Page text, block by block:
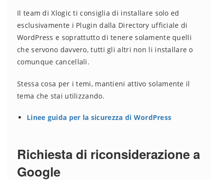
Il team di Xlogic ti consiglia di installare solo ed
esclusivamente i Plugin dalla Directory ufficiale di
WordPress e soprattutto di tenere solamente quelli
che servono davvero, tutti gli altri non li installare o
comunque cancellali.
Stessa cosa per i temi, mantieni attivo solamente il
tema che stai utilizzando.
Linee guida per la sicurezza di WordPress
Richiesta di riconsiderazione a
Google